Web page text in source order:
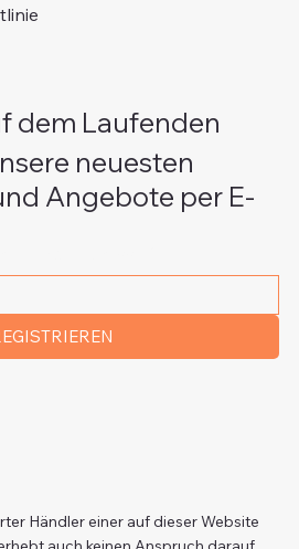
dem Laufenden
neuesten
Angebote per E-
Händler einer auf dieser Website